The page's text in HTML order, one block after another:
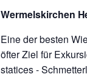
Wermelskirchen
Eine der besten
öfter Ziel für
statices -